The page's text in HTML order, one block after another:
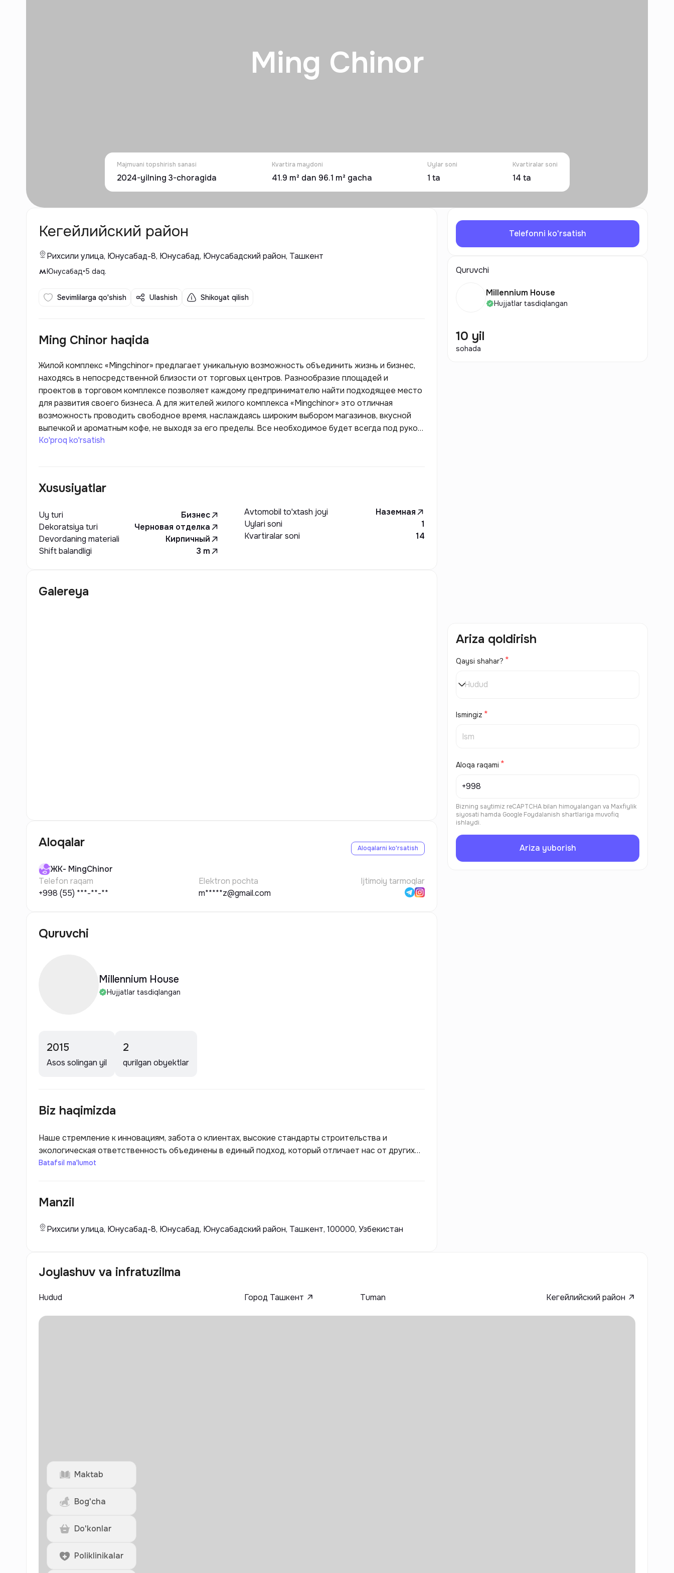
Ming Chinor
Majmuani topshirish sanasi
2024-yilning 3-choragida
Kvartira maydoni
41.9 m² dan 96.1 m² gacha
Uylar soni
1 ta
Kvartiralar soni
14 ta
Кегейлийский район
Рихсили улица, Юнусабад-8, Юнусабад, Юнусабадский район, Ташкент
Юнусабад•5 daq.
Sevimlilarga qo'shish Ulashish Shikoyat qilish
Ming Chinor haqida
Жилой комплекс «Mingchinor» предлагает уникальную возможность объединить жизнь и бизнес,
находясь в непосредственной близости от торговых центров. Разнообразие площадей и
проектов в торговом комплексе позволяет каждому предпринимателю найти подходящее место
для развития своего бизнеса. А для жителей жилого комплекса «Mingchinor» это отличная
возможность проводить свободное время, наслаждаясь широким выбором магазинов, вкусной
выпечкой и ароматным кофе, не выходя за его пределы. Все необходимое будет всегда под рукой,
что позволит сэкономить время и комфортно провести досуг в вашем новом доме.
Ko'proq ko'rsatish
Xususiyatlar
Uy turi
Бизнес
Dekoratsiya turi
Черновая отделка
Devordaning materiali
Кирпичный
Shift balandligi
3 m
Avtomobil to'xtash joyi
Наземная
Uylari soni
1
Kvartiralar soni
14
Galereya
Aloqalar Aloqalarni ko'rsatish
ЖК- MingChinor
Telefon raqam
+998 (55) ***-**-**
Elektron pochta
m*****z@gmail.com
Ijtimoiy tarmoqlar
Quruvchi
Millennium House
Hujjatlar tasdiqlangan
2015
Asos solingan yil
2
qurilgan obyektlar
Biz haqimizda
Наше стремление к инновациям, забота о клиентах, высокие стандарты строительства и
экологическая ответственность объединены в единый подход, который отличает нас от других
застройщиков. Мы гордимся тем, что можем создавать уникальные и качественные дома, которые
Batafsil ma'lumot
Manzil
Рихсили улица, Юнусабад-8, Юнусабад, Юнусабадский район, Ташкент, 100000, Узбекистан
Telefonni ko'rsatish
Quruvchi
Millennium House
Hujjatlar tasdiqlangan
10 yil
sohada
Ariza qoldirish
Qaysi shahar?
Hudud
Ismingiz
Aloqa raqami
Bizning saytimiz reCAPTCHA bilan himoyalangan va Maxfiylik
siyosati hamda Google Foydalanish shartlariga muvofiq
ishlaydi.
Ariza yuborish
Joylashuv va infratuzilma
Hudud Город Ташкент Tuman Кегейлийский район
Maktab
Bog'cha
Do'konlar
Poliklinikalar